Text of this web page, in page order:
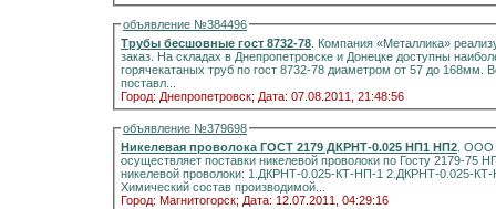
объявление №384496
Трубы бесшовные гост 8732-78 . Компания «Металлика»
заказ. На складах в Днепропетровске и Донецке доступны
горячекатаных труб по гост 8732-78 диаметром от 57 до
поставл...
Город: Днепропетровск; Дата: 07.08.2011, 21:48:56
объявление №379698
Никелевая проволока ГОСТ 2179 ДКРНТ-0.025 НП1 НП2 . ООО
осуществляет поставки никелевой проволоки по Госту 2179-75 НП1 и НП2. Компания предлагает следующие марки
никелевой проволоки: 1.ДКРНТ-0.025-КТ-НП-1 2.ДКРНТ-0.025-КТ-НП-2 Вся продукция сертифицирована ГИРЕДМЕТ!
Химический состав производимой...
Город: Магнитогорск; Дата: 12.07.2011, 04:29:16